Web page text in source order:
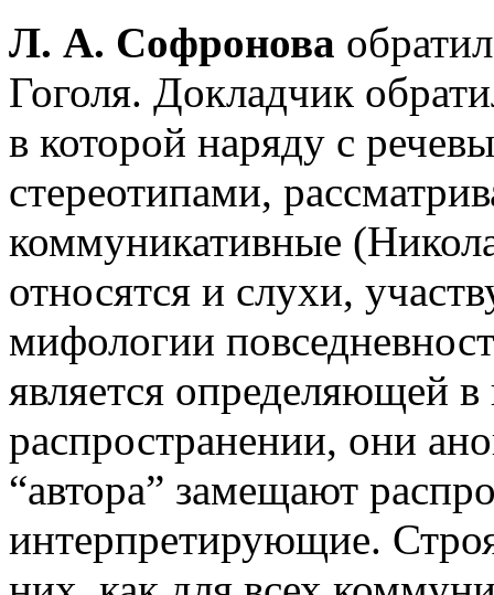
Л. А. Софронова
Гоголя. Докладчик
в которой наряду с
стереотипами,
коммуникативные
относятся и слухи,
мифологии
является определяющей
распространении, они
“автора” замещают
интерпретирующие.